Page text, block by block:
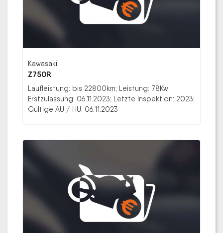
Kawasaki
Z750R
Laufleistung: bis 22800km; Leistung: 78Kw;
Erstzulassung: 06.11.2023; Letzte Inspektion: 2023;
Gültige AU / HU: 06.11.2023